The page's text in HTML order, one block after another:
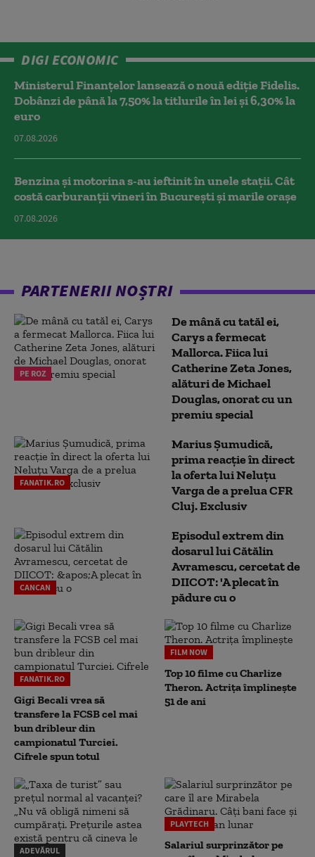
DIGI ECONOMIC
Ministerul Finanțelor lansează o nouă ediție Fidelis.
Dobânzi de până la 7,50% la titlurile în lei și 6,30% la
euro
07.08.2026
Benzina și motorina s-au ieftinit în unele stații. Cât
costă carburanții vineri în București și marile orașe
07.08.2026
PARTENERII NOȘTRI
PE ROZ
De mână cu tatăl ei,
Carys a fermecat
Mallorca. Fiica lui
Catherine Zeta Jones,
alături de Michael
Douglas, onorat cu un
premiu special
FANATIK.RO
Marius Șumudică,
prima reacție în direct
la oferta lui Neluțu
Varga de a prelua CFR
Cluj. Exclusiv
CANCAN
Episodul extrem din
dosarul lui Cătălin
Avramescu, cercetat de
DIICOT: 'A plecat în
pădure cu o
FANATIK.RO
Gigi Becali vrea să
transfere la FCSB cel mai
bun dribleur din
campionatul Turciei.
Cifrele spun totul
FILM NOW
Top 10 filme cu Charlize
Theron. Actrița împlinește
51 de ani
ADEVĂRUL
PLAYTECH
Salariul surprinzător pe